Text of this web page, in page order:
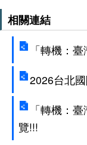
史
博
服
務
信
下
相關連結
「轉機：
2026台北
「轉機：
覽!!!